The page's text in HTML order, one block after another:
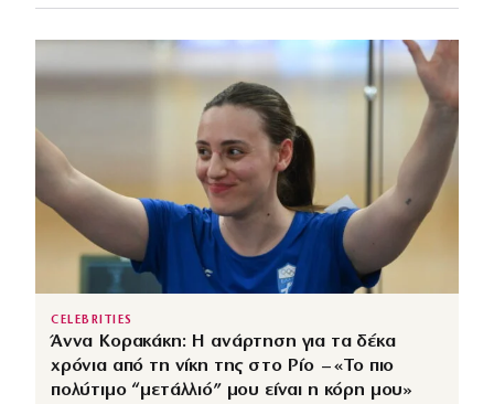
CELEBRITIES
Άννα Κορακάκη: Η ανάρτηση για τα δέκα
χρόνια από τη νίκη της στο Ρίο – «Το πιο
πολύτιμο “μετάλλιό” μου είναι η κόρη μου»